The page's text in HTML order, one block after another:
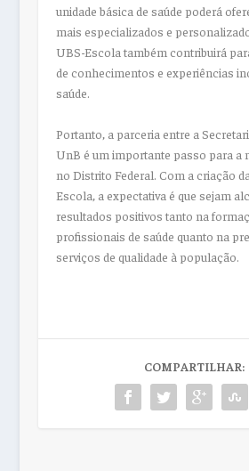
unidade básica de saúde poderá
mais especializados e
UBS-Escola também contribuirá
de conhecimentos e experiências
saúde.
Portanto, a parceria entre a
UnB é um importante passo para a
no Distrito Federal. Com a criação
Escola, a expectativa é que sejam
resultados positivos tanto na
profissionais de saúde quanto na
serviços de qualidade à população.
COMPARTILHAR: